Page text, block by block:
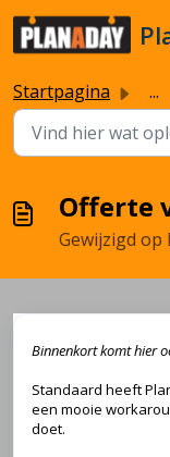
Doorgaan naar
Startpagina ...
Offerte
Gewijzigd op
Binnenkort komt hier
Standaard heeft
een mooie
doet.